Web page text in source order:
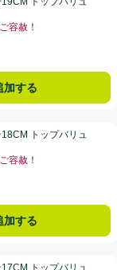
容赦！
加する
トップバリュ
容赦！
加する
トップバリュ